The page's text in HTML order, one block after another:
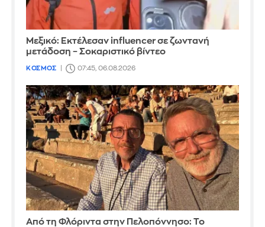
Μεξικό: Εκτέλεσαν influencer σε ζωντανή
μετάδοση – Σοκαριστικό βίντεο
ΚΟΣΜΟΣ 07:45, 06.08.2026
Από τη Φλόριντα στην Πελοπόννησο: Το